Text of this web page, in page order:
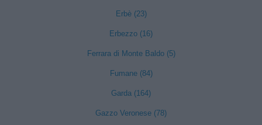
Erbè (23)
Erbezzo (16)
Ferrara di Monte Baldo (5)
Fumane (84)
Garda (164)
Gazzo Veronese (78)